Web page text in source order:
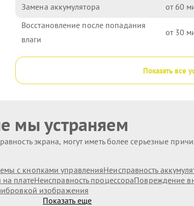
Замена аккумулятора 60
Восстановление после попадания
влаги
30
Показать все
мы устраняем
экрана, могут иметь более серьезные
с кнопками управленияНеисправность
платеНеисправность процессораПовреждение
изображения
Показать еще